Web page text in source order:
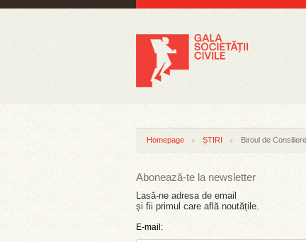
Homepage ȘTIRI Biroul de
Abonează-te la newsletter
Lasă-ne adresa de email
și fii primul care află noutățile.
E-mail: